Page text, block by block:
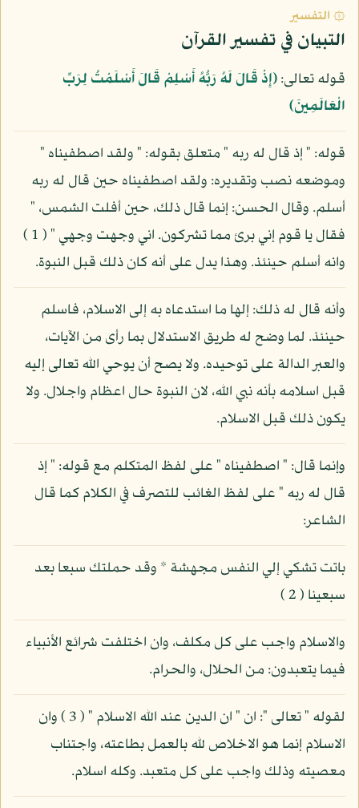
۞ التفسير
التبيان في تفسير القرآن
قوله تعالى:﴿إِذْ قَالَ لَهُ رَبُّهُ أَسْلِمْ قَالَ أَسْلَمْتُ لِرَبِّ
الْعَالَمِينَ﴾
قوله: " إذ قال له ربه " متعلق بقوله: " ولقد اصطفيناه "
وموضعه نصب وتقديره: ولقد اصطفيناه حين قال له ربه
أسلم. وقال الحسن: إنما قال ذلك، حين أفلت الشمس، "
فقال يا قوم إني برئ مما تشركون. اني وجهت وجهي " ( 1 )
وانه أسلم حينئذ. وهذا يدل على أنه كان ذلك قبل النبوة.
وأنه قال له ذلك: إلها ما استدعاه به إلى الاسلام، فاسلم
حينئذ. لما وضح له طريق الاستدلال بما رأى من الآيات،
والعبر الدالة على توحيده. ولا يصح أن يوحي الله تعالى إليه
قبل اسلامه بأنه نبي الله، لان النبوة حال اعظام واجلال. ولا
يكون ذلك قبل الاسلام.
وإنما قال: " اصطفيناه " على لفظ المتكلم مع قوله: " إذ
قال له ربه " على لفظ الغائب للتصرف في الكلام كما قال
الشاعر:
باتت تشكي إلي النفس مجهشة * وقد حملتك سبعا بعد
سبعينا ( 2 )
والاسلام واجب على كل مكلف، وان اختلفت شرائع الأنبياء
فيما يتعبدون: من الحلال، والحرام.
لقوله " تعالى ": ان " ان الدين عند الله الاسلام " ( 3 ) وان
الاسلام إنما هو الاخلاص لله بالعمل بطاعته، واجتناب
معصيته وذلك واجب على كل متعبد. وكله اسلام.